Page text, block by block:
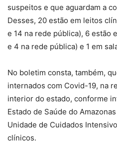
suspeitos e que aguardam a
Desses, 20 estão em leitos
e 14 na rede pública), 6 estão
e 4 na rede pública) e 1 em
No boletim consta, também,
internados com Covid-19, na
interior do estado, conforme
Estado de Saúde do
Unidade de Cuidados
clínicos.